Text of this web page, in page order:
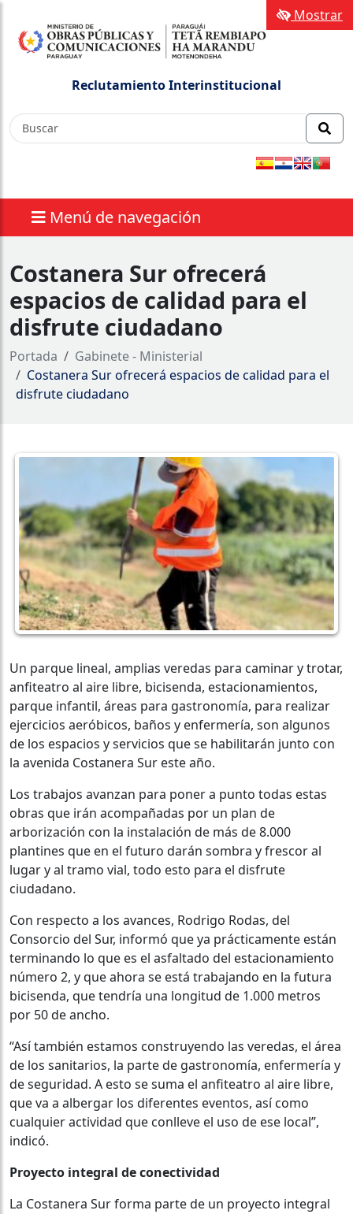
Reclutamiento Interinstitucional
Menú de navegación
Mostrar
Costanera Sur ofrecerá
espacios de calidad para el
disfrute ciudadano
Portada
Gabinete - Ministerial
Costanera Sur ofrecerá espacios de calidad para el
disfrute ciudadano
Un parque lineal, amplias veredas para caminar y trotar,
anfiteatro al aire libre, bicisenda, estacionamientos,
parque infantil, áreas para gastronomía, para realizar
ejercicios aeróbicos, baños y enfermería, son algunos
de los espacios y servicios que se habilitarán junto con
la avenida Costanera Sur este año.
Los trabajos avanzan para poner a punto todas estas
obras que irán acompañadas por un plan de
arborización con la instalación de más de 8.000
plantines que en el futuro darán sombra y frescor al
lugar y al tramo vial, todo esto para el disfrute
ciudadano.
Con respecto a los avances, Rodrigo Rodas, del
Consorcio del Sur, informó que ya prácticamente están
terminando lo que es el asfaltado del estacionamiento
número 2, y que ahora se está trabajando en la futura
bicisenda, que tendría una longitud de 1.000 metros
por 50 de ancho.
“Así también estamos construyendo las veredas, el área
de los sanitarios, la parte de gastronomía, enfermería y
de seguridad. A esto se suma el anfiteatro al aire libre,
que va a albergar los diferentes eventos, así como
cualquier actividad que conlleve el uso de ese local”,
indicó.
Proyecto integral de conectividad
La Costanera Sur forma parte de un proyecto integral